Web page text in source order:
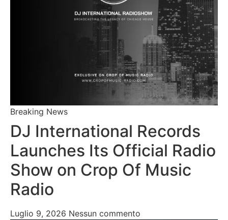
Breaking News
DJ International Records
Launches Its Official Radio
Show on Crop Of Music
Radio
Luglio 9, 2026 Nessun commento